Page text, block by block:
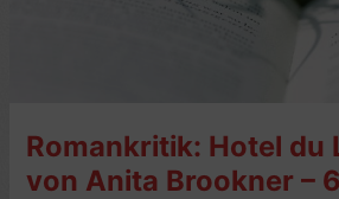
Romankritik: Hotel du
von Anita Brookner –